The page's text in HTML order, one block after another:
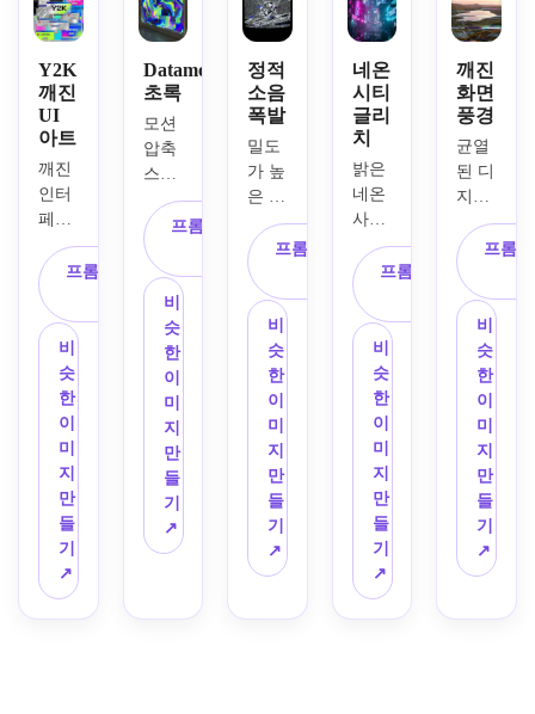
이 맞
는 선
명한
눈,
어두
운 숯
색 배
경,
미묘
셀 찢
어짐,
미세
한 스
캔 라
인,
무디
사이
버 조
명,
광택
있는
피부
질감,
높은
전기
반사,
스모
키 다
크 배
경,
시네
프레
임,
메탈
릭 하
이라
이트,
혼돈
대신
조절
된 왜
세련
된 사
이버
부드
러운
흐림,
향수
를 불
러일
으키
는
년대
홈 비
디오
분위
미묘
한 프
레임
지터,
어두
운 주
변 조
균형
구도,
색 컬
러 블
리드,
깨진
신호
막대,
부드
러운
전자
임,
복고
풍 기
술 분
위기,
먼지
많은
질감,
약간
포화
상태
가 떨
어진
팔레
트,
러운
정적,
오프
셋 레
이어,
초현
실적
인 디
부패,
광택
있는
포스
터 질
깔끔
한 중
앙 구
성,
몽환
적인
분위
현대
Y2K
깨진
UI
아트
깨진
인터
페이
창,
반투
명 메
뉴,
실버
크롬
디테
일,
픽셀
오류,
손상
된 팝
업 레
이어,
로우
프롬프트 복
비
슷
한
이
미
지
만
들
기
↗
Datamosh
초록
모션
압축
스미
녹은
색상
블록,
파편
화된
가장
자리,
에너
지 넘
치는
디지
털 드
리프
트,
프롬프트 복
비
슷
한
이
미
지
만
들
기
↗
정적
소음
폭발
밀도
가 높
은
정전
기,
단색
간섭,
날카
로운
화이
트 노
이즈
텍스
처,
갑작
스러
운 신
스트,
프롬프트 복
비
슷
한
이
미
지
만
들
기
↗
네온
시티
글리
치
밝은
네온
사인,
반사
거리,
강렬
한
RGB
분할,
홀로
그램
신호
오류,
표류
조각,
우울
한 안
개,
영화
프롬프트 복
비
슷
한
이
미
지
만
들
기
↗
깨진
화면
풍경
균열
된 디
지털
디스
플레
이,
균열
된 픽
셀 슬
라이
스,
수평
찢어
짐,
부드
러운
색상
밴딩,
는 하
프롬
비
슷
한
이
미
지
만
들
기
↗